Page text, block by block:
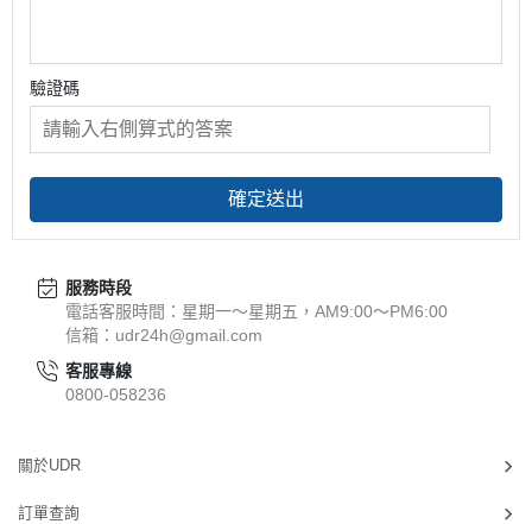
驗證碼
確定送出
服務時段
電話客服時間：星期一～星期五，AM9:00～PM6:00
信箱：udr24h@gmail.com
客服專線
0800-058236
關於UDR
訂單查詢